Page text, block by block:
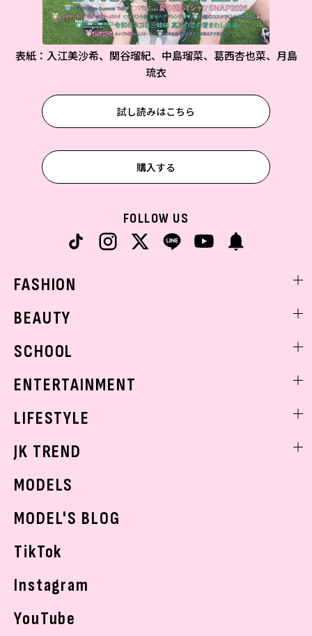
表紙：入江美沙希、関谷瑠紀、中島瑠菜、葛西杏也菜、月島
琉衣
試し読みはこちら
購入する
FOLLOW US
FASHION
着回し
BEAUTY
ベストコスメ
ボディケア
SCHOOL
学校ヘアメイク
ENTERTAINMENT
K-POP
LIFESTYLE
モデルの購入品
おでかけ
JK TREND
MODELS
MODEL'S BLOG
TikTok
Instagram
YouTube